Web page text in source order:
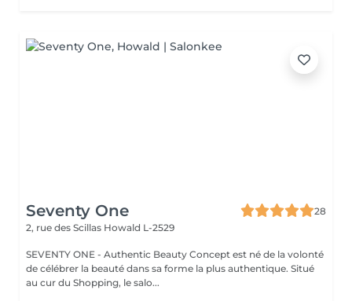
Seventy One
28
2, rue des Scillas Howald L-2529
SEVENTY ONE - Authentic Beauty Concept est né de la volonté
de célébrer la beauté dans sa forme la plus authentique. Situé
au cur du Shopping, le salo...